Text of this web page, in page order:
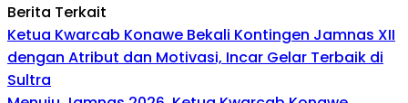
Berita Terkait
Ketua Kwarcab Konawe Bekali Kontingen Jamnas XII
dengan Atribut dan Motivasi, Incar Gelar Terbaik di
Sultra